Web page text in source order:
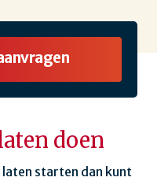
doen
starten dan kunt